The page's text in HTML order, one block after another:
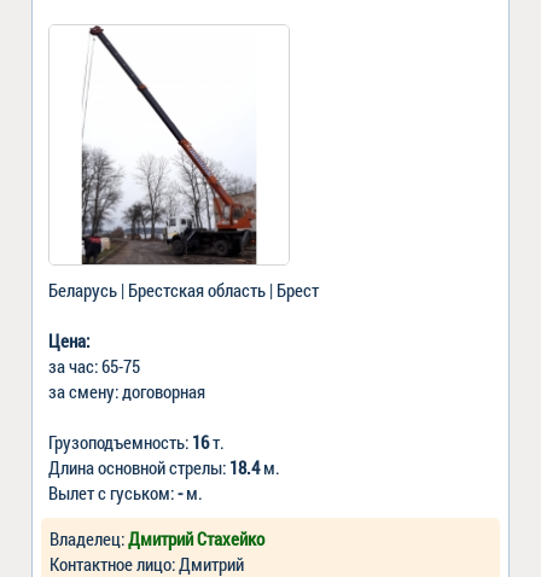
Беларусь | Брестская область | Брест
Цена:
за час: 65-75
за смену: договорная
Грузоподъемность: 16т.
Длина основной стрелы: 18.4м.
Вылет с гуськом:-м.
Владелец:Дмитрий Стахейко
Контактное лицо: Дмитрий